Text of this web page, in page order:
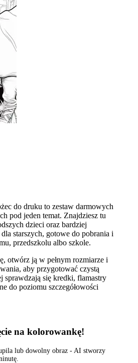
do druku to zestaw darmowych
pod jeden temat. Znajdziesz tu
dzieci oraz bardziej
starszych, gotowe do pobrania i
przedszkolu albo szkole.
otwórz ją w pełnym rozmiarze i
aby przygotować czystą
sprawdzają się kredki, flamastry
do poziomu szczegółowości
na kolorowankę!
lub dowolny obraz - AI stworzy